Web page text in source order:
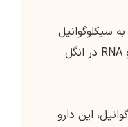
سیکلوگوانیل
تبدیل می شود که از سنتز DNA و RNA در انگل
این دارو